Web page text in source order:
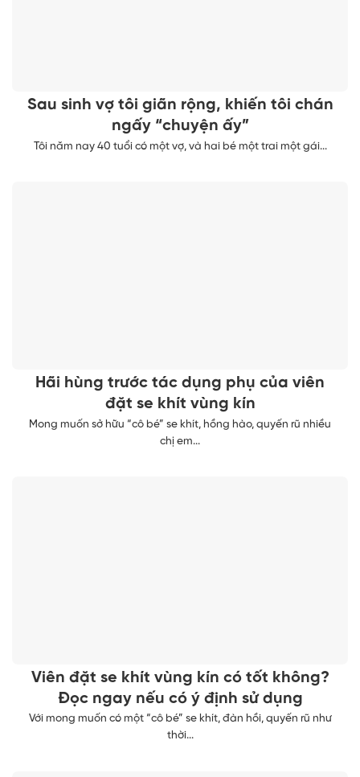
Sau sinh vợ tôi giãn rộng, khiến tôi chán
ngấy “chuyện ấy”
Tôi năm nay 40 tuổi có một vợ, và hai bé một trai một gái...
Hãi hùng trước tác dụng phụ của viên
đặt se khít vùng kín
Mong muốn sở hữu “cô bé” se khít, hồng hào, quyến rũ nhiều
chị em...
Viên đặt se khít vùng kín có tốt không?
Đọc ngay nếu có ý định sử dụng
Với mong muốn có một “cô bé” se khít, đàn hồi, quyến rũ như
thời...